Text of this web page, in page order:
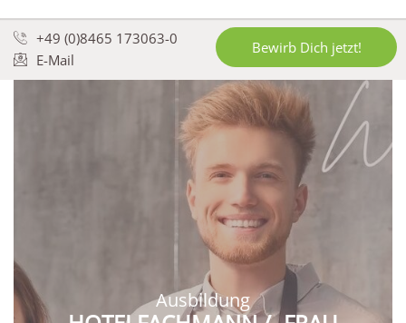
+49 (0)8465 173063-0
E-Mail
Bewirb Dich jetzt!
Ausbildung